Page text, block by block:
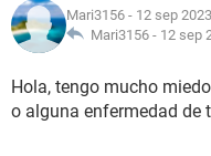
NUTRICIÓN
BIENESTAR
Mari3156 - 12 sep
Mari3156 - 12 sep
Hola, tengo mucho
o alguna enfermedad de